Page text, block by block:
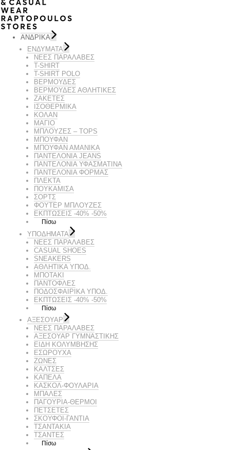
ΑΝΔΡΙΚΑ
ΕΝΔΥΜΑΤΑ
ΝΕΕΣ ΠΑΡΑΛΑΒΕΣ
T-SHIRT
T-SHIRT POLO
ΒΕΡΜΟΥΔΕΣ
ΒΕΡΜΟΥΔΕΣ ΑΘΛΗΤΙΚΕΣ
ΖΑΚΕΤΕΣ
ΙΣΟΘΕΡΜΙΚΆ
ΚΟΛΑΝ
ΜΑΓΙΟ
ΜΠΛΟΥΖΕΣ – TOPS
ΜΠΟΥΦΑΝ
ΜΠΟΥΦΆΝ ΑΜΆΝΙΚΑ
ΠΑΝΤΕΛΟΝΙΑ JEANS
ΠΑΝΤΕΛΟΝΙΑ ΥΦΑΣΜΑΤΙΝΑ
ΠΑΝΤΕΛΟΝΙΑ ΦΟΡΜΑΣ
ΠΛΕΚΤΑ
ΠΟΥΚΑΜΙΣΑ
ΣΟΡΤΣ
ΦΟΥΤΕΡ ΜΠΛΟΥΖΕΣ
ΕΚΠΤΏΣΕΙΣ -40% -50%
Πίσω
ΥΠΟΔΗΜΑΤΑ
ΝΕΕΣ ΠΑΡΑΛΑΒΕΣ
CASUAL SHOES
SNEAKERS
ΑΘΛΗΤΙΚΑ ΥΠΟΔ.
ΜΠΟΤΑΚΙ
ΠΑΝΤΟΦΛΕΣ
ΠΟΔΟΣΦΑΙΡΙΚΆ ΥΠΟΔ.
ΕΚΠΤΏΣΕΙΣ -40% -50%
Πίσω
ΑΞΕΣΟΥΑΡ
ΝΕΕΣ ΠΑΡΑΛΑΒΕΣ
ΑΞΕΣΟΥΑΡ ΓΥΜΝΑΣΤΙΚΗΣ
ΕΙΔΗ ΚΟΛΥΜΒΗΣΗΣ
ΕΣΩΡΟΥΧΑ
ΖΩΝΕΣ
ΚΑΛΤΣΕΣ
ΚΑΠΕΛΑ
ΚΑΣΚΟΛ-ΦΟΥΛΑΡΙΑ
ΜΠΑΛΕΣ
ΠΑΓΟΥΡΙΑ-ΘΕΡΜΟΙ
ΠΕΤΣΈΤΕΣ
ΣΚΟΥΦΟΙ-ΓΑΝΤΙΑ
ΤΣΑΝΤΑΚΙΑ
ΤΣΑΝΤΕΣ
Πίσω